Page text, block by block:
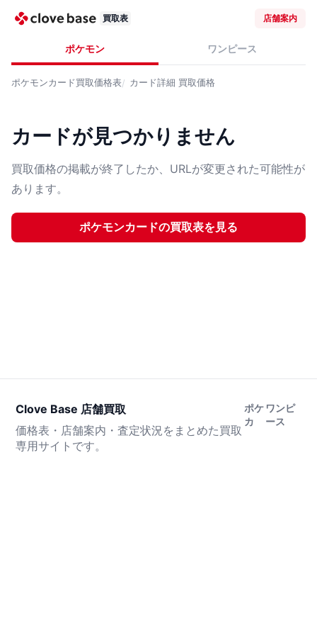
買取表 店舗案内
ポケモン ワンピース
ポケモンカード買取価格表 カード詳細 買取価格
カードが見つかりません
買取価格の掲載が終了したか、URLが変更された可能性が
あります。
ポケモンカードの買取表を見る
Clove Base 店舗買取
価格表・店舗案内・査定状況をまとめた買取
専用サイトです。
ポケ
カ
ワンピ
ース